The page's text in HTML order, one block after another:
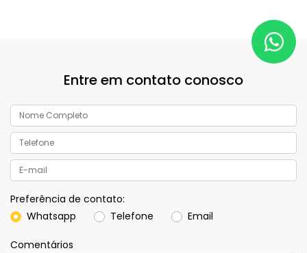
Entre em contato conosco
Preferência de contato:
Whatsapp
Telefone Email
Comentários